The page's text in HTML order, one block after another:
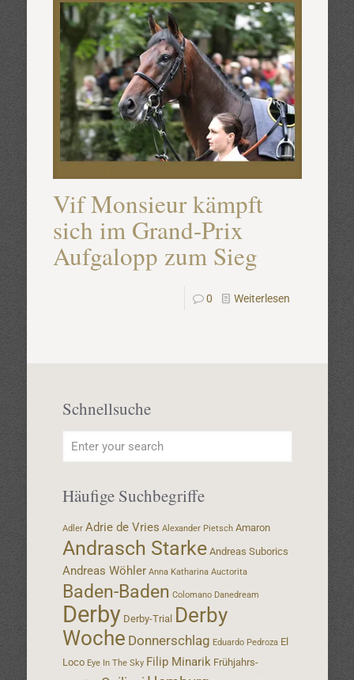
Vif Monsieur kämpft
sich im Grand-Prix
Aufgalopp zum Sieg
0 Weiterlesen
Schnellsuche
Häufige Suchbegriffe
Adler Adrie de Vries Alexander Pietsch Amaron
Andrasch Starke Andreas Suborics
Andreas Wöhler Anna Katharina Auctorita
Baden-Baden Colomano Danedream
Derby Derby-Trial Derby
Woche Donnerschlag Eduardo Pedroza El
Loco Eye In The Sky Filip Minarik Frühjahrs-